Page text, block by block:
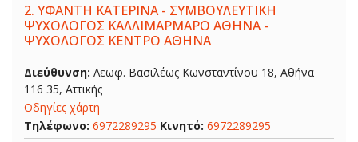
2. ΥΦΑΝΤΗ ΚΑΤΕΡΙΝΑ - ΣΥΜΒΟΥΛΕΥΤΙΚΗ
ΨΥΧΟΛΟΓΟΣ ΚΑΛΛΙΜΑΡΜΑΡΟ ΑΘΗΝΑ -
ΨΥΧΟΛΟΓΟΣ ΚΕΝΤΡΟ ΑΘΗΝΑ
Διεύθυνση: Λεωφ. Βασιλέως Κωνσταντίνου 18, Αθήνα
116 35, Αττικής
Οδηγίες χάρτη
Τηλέφωνο: 6972289295 Κινητό: 6972289295